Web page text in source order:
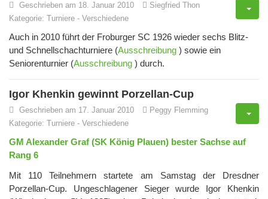
Geschrieben am 18. Januar 2010
Siegfried Thon
Kategorie: Turniere - Verschiedene
Auch in 2010 führt der Froburger SC 1926 wieder sechs Blitz-
und Schnellschachturniere (Ausschreibung ) sowie ein
Seniorenturnier (Ausschreibung ) durch.
Igor Khenkin gewinnt Porzellan-Cup
Geschrieben am 17. Januar 2010
Peggy Flemming
Kategorie: Turniere - Verschiedene
GM Alexander Graf (SK König Plauen) bester Sachse auf
Rang 6
Mit 110 Teilnehmern startete am Samstag der Dresdner
Porzellan-Cup. Ungeschlagener Sieger wurde Igor Khenkin